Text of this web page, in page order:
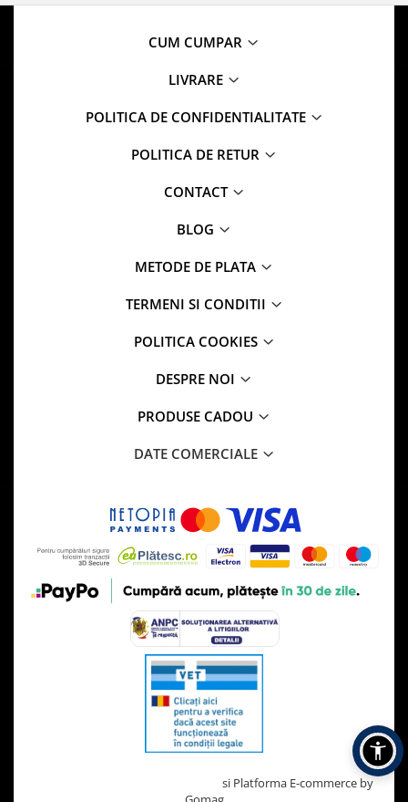
CUM CUMPAR
LIVRARE
POLITICA DE CONFIDENTIALITATE
POLITICA DE RETUR
CONTACT
BLOG
METODE DE PLATA
TERMENI SI CONDITII
POLITICA COOKIES
DESPRE NOI
PRODUSE CADOU
DATE COMERCIALE
si Platforma E-commerce by